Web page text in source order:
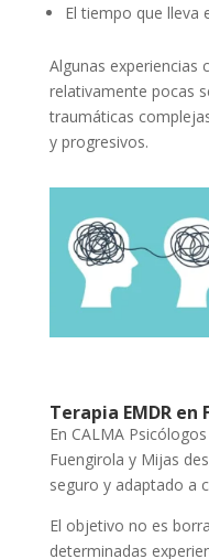
El tiempo que lleva
Algunas experiencias
relativamente pocas
traumáticas
y progresivos.
Terapia EMDR en
En CALMA
Fuengirola y Mijas
seguro y adaptado a
El objetivo no es
determinadas